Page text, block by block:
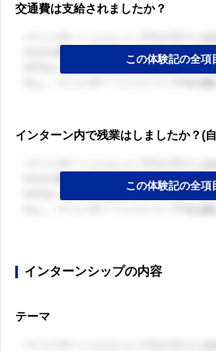
交通費は支給されましたか？
インターン内で残業はしましたか？(
インターンシップの内容
テーマ